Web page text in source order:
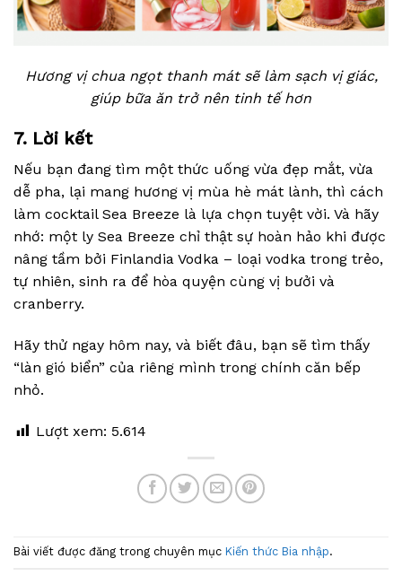
Hương vị chua ngọt thanh mát sẽ làm sạch vị giác,
giúp bữa ăn trở nên tinh tế hơn
7. Lời kết
Nếu bạn đang tìm một thức uống vừa đẹp mắt, vừa
dễ pha, lại mang hương vị mùa hè mát lành, thì cách
làm cocktail Sea Breeze là lựa chọn tuyệt vời. Và hãy
nhớ: một ly Sea Breeze chỉ thật sự hoàn hảo khi được
nâng tầm bởi Finlandia Vodka – loại vodka trong trẻo,
tự nhiên, sinh ra để hòa quyện cùng vị bưởi và
cranberry.
Hãy thử ngay hôm nay, và biết đâu, bạn sẽ tìm thấy
“làn gió biển” của riêng mình trong chính căn bếp
nhỏ.
Lượt xem: 5.614
Bài viết được đăng trong chuyên mục Kiến thức Bia nhập.